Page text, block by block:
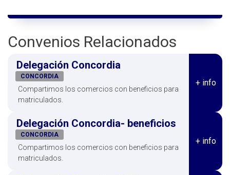
Convenios Relacionados
Delegación Concordia
CONCORDIA
Compartimos los comercios con beneficios para
matriculados.
+ info
Delegación Concordia- beneficios
CONCORDIA
Compartimos los comercios con beneficios para
matriculados.
+ info